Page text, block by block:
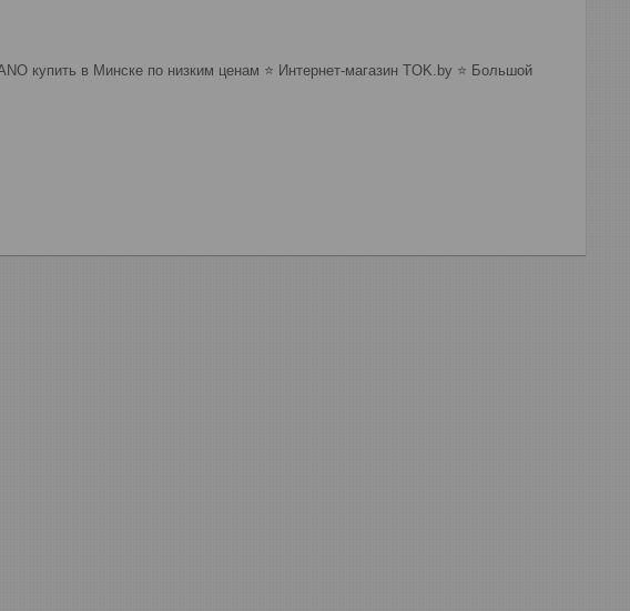
купить в Минске по низким ценам ⭐️ Интернет-магазин TOK.by ⭐️ Большой